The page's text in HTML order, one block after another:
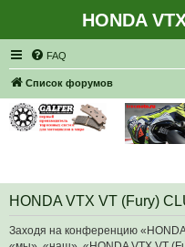
HONDA
FAQ
Список форумов
HONDA VTX VT (Fury)
Заходя на конференцию